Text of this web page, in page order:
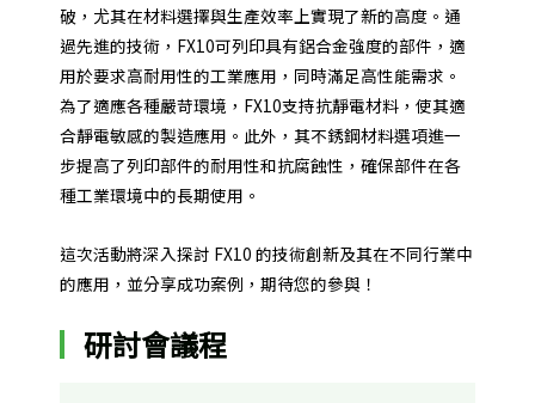
破，尤其在材料選擇與生產效率上實現了新的高度。通
過先進的技術，FX10可列印具有鋁合金強度的部件，適
用於要求高耐用性的工業應用，同時滿足高性能需求。
為了適應各種嚴苛環境，FX10支持抗靜電材料，使其適
合靜電敏感的製造應用。此外，其不銹鋼材料選項進一
步提高了列印部件的耐用性和抗腐蝕性，確保部件在各
種工業環境中的長期使用。
這次活動將深入探討 FX10 的技術創新及其在不同行業中
的應用，並分享成功案例，期待您的參與！
研討會議程